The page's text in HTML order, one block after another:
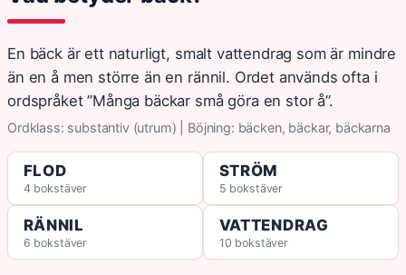
En bäck är ett naturligt, smalt vattendrag som är mindre
än en å men större än en rännil. Ordet används ofta i
ordspråket ”Många bäckar små göra en stor å”.
Ordklass: substantiv (utrum) | Böjning: bäcken, bäckar, bäckarna
FLOD
4 bokstäver
STRÖM
5 bokstäver
RÄNNIL
6 bokstäver
VATTENDRAG
10 bokstäver